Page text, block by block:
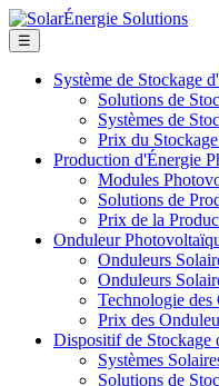
☰
Système de Stockage
Solutions de
Systèmes de
Prix du
Production d'Énergie
Modules
Solutions de
Prix de la
Onduleur
Onduleurs
Onduleurs
Technologie des
Prix des
Dispositif de Stockage
Systèmes
Solutions de